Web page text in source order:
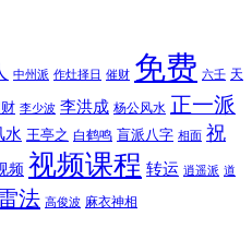
中州派 作灶择日 催财 免费 六壬 天
李少波 李洪成 杨公风水 正一派
水 王亭之 白鹤鸣 盲派八字 相面 祝
频 视频课程 转运 逍遥派 道
法 高俊波 麻衣神相